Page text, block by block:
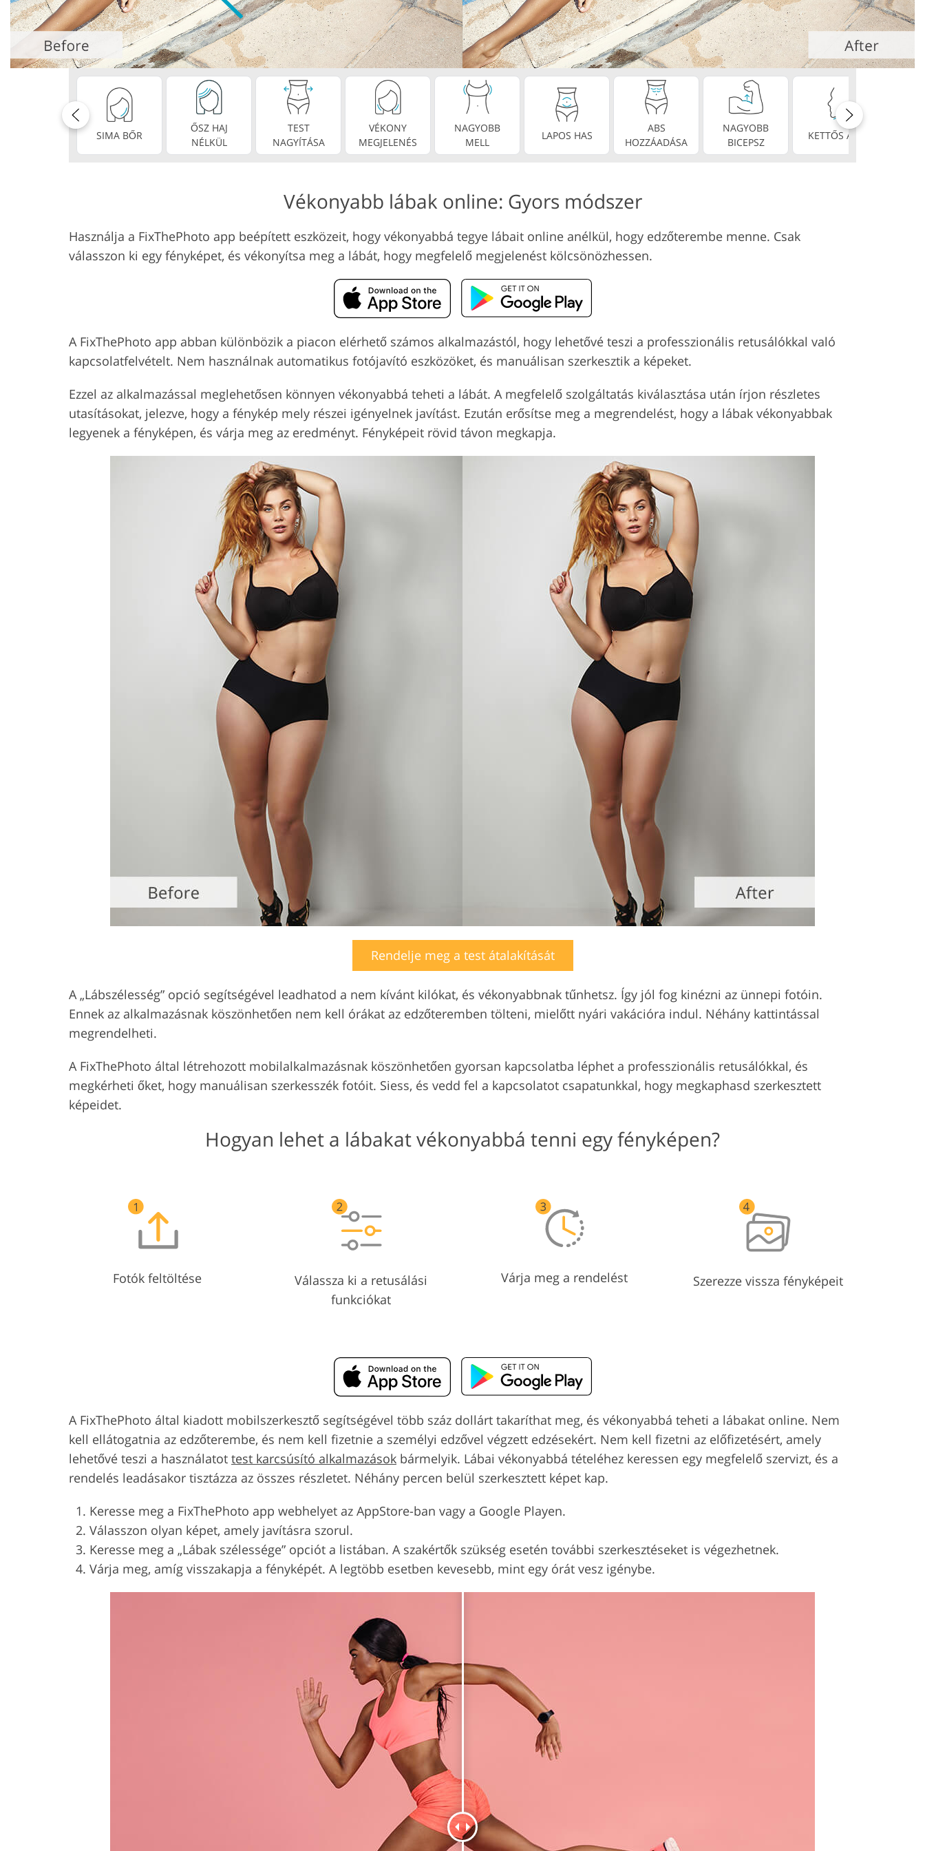
Dịch vụ chỉnh sửa sản
phẩm
Ékszer -retusálási
szolgáltatások
AI Képzési Adatok
Video Szerkesztési
Szolgáltatások
SIMA BŐR
ŐSZ HAJ
NÉLKÜL
TEST
NAGYÍTÁSA
VÉKONY
MEGJELENÉS
NAGYOBB
MELL
LAPOS HAS
ABS
HOZZÁADÁSA
NAGYOBB
BICEPSZ
KETTŐS ÁLL
Vékonyabb lábak online: Gyors módszer
Használja a FixThePhoto app beépített eszközeit, hogy vékonyabbá tegye lábait online anélkül, hogy edzőterembe menne. Csak
válasszon ki egy fényképet, és vékonyítsa meg a lábát, hogy megfelelő megjelenést kölcsönözhessen.
A FixThePhoto app abban különbözik a piacon elérhető számos alkalmazástól, hogy lehetővé teszi a professzionális retusálókkal való
kapcsolatfelvételt. Nem használnak automatikus fotójavító eszközöket, és manuálisan szerkesztik a képeket.
Ezzel az alkalmazással meglehetősen könnyen vékonyabbá teheti a lábát. A megfelelő szolgáltatás kiválasztása után írjon részletes
utasításokat, jelezve, hogy a fénykép mely részei igényelnek javítást. Ezután erősítse meg a megrendelést, hogy a lábak vékonyabbak
legyenek a fényképen, és várja meg az eredményt. Fényképeit rövid távon megkapja.
Rendelje meg a test átalakítását
A „Lábszélesség” opció segítségével leadhatod a nem kívánt kilókat, és vékonyabbnak tűnhetsz. Így jól fog kinézni az ünnepi fotóin.
Ennek az alkalmazásnak köszönhetően nem kell órákat az edzőteremben tölteni, mielőtt nyári vakációra indul. Néhány kattintással
megrendelheti.
A FixThePhoto által létrehozott mobilalkalmazásnak köszönhetően gyorsan kapcsolatba léphet a professzionális retusálókkal, és
megkérheti őket, hogy manuálisan szerkesszék fotóit. Siess, és vedd fel a kapcsolatot csapatunkkal, hogy megkaphasd szerkesztett
képeidet.
Hogyan lehet a lábakat vékonyabbá tenni egy fényképen?
Fotók feltöltése
Válassza ki a retusálási
funkciókat
Várja meg a rendelést Szerezze vissza fényképeit
A FixThePhoto által kiadott mobilszerkesztő segítségével több száz dollárt takaríthat meg, és vékonyabbá teheti a lábakat online. Nem
kell ellátogatnia az edzőterembe, és nem kell fizetnie a személyi edzővel végzett edzésekért. Nem kell fizetni az előfizetésért, amely
lehetővé teszi a használatot test karcsúsító alkalmazások bármelyik. Lábai vékonyabbá tételéhez keressen egy megfelelő szervizt, és a
rendelés leadásakor tisztázza az összes részletet. Néhány percen belül szerkesztett képet kap.
Keresse meg a FixThePhoto app webhelyet az AppStore-ban vagy a Google Playen.
Válasszon olyan képet, amely javításra szorul.
Keresse meg a „Lábak szélessége” opciót a listában. A szakértők szükség esetén további szerkesztéseket is végezhetnek.
Várja meg, amíg visszakapja a fényképét. A legtöbb esetben kevesebb, mint egy órát vesz igénybe.